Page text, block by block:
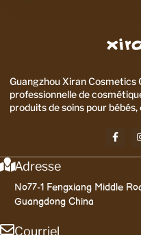
Guangzhou Xiran Cosmetics
professionnelle de
produits de soins pour
Adresse
No77-1 Fengxiang Middle
Guangdong China
Courriel